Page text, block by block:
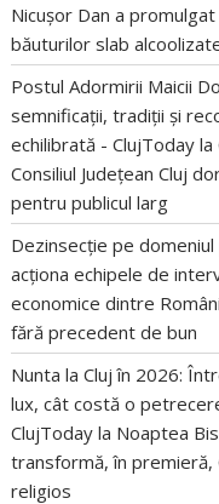
Nicușor Dan a
băuturilor slab
Postul Adormirii Maicii
semnificații, tradiții și
echilibrată - ClujToday la
Consiliul Județean Cluj
pentru publicul larg
Dezinsecție pe domeniul
acționa echipele de
economice dintre
fără precedent de bun
Nunta la Cluj în 2026:
lux, cât costă o
ClujToday la Noaptea
transformă, în premieră,
religios